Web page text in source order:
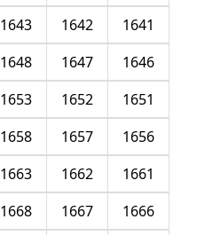
1641
1642
1643
1646
1647
1648
1651
1652
1653
1656
1657
1658
1661
1662
1663
1666
1667
1668